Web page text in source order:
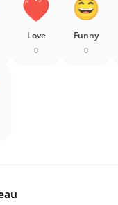
Love
0
Funny
0